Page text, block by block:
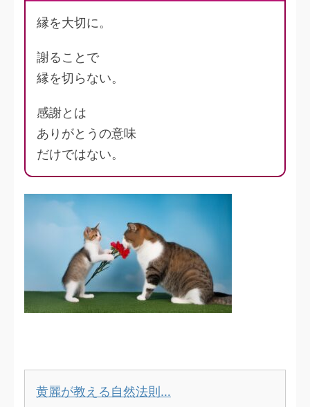
縁を大切に。
謝ることで
縁を切らない。
感謝とは
ありがとうの意味
だけではない。
黄麗が教える自然法則…